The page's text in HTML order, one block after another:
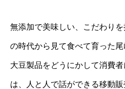
無添加で美味しい、こだわり
の時代から見て食べて育った
大豆製品をどうにかして消費
は、人と人で話ができる移動